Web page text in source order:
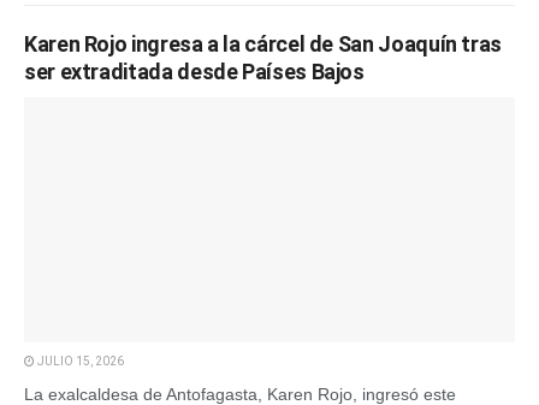
Karen Rojo ingresa a la cárcel de San Joaquín tras
ser extraditada desde Países Bajos
JULIO 15, 2026
La exalcaldesa de Antofagasta, Karen Rojo, ingresó este